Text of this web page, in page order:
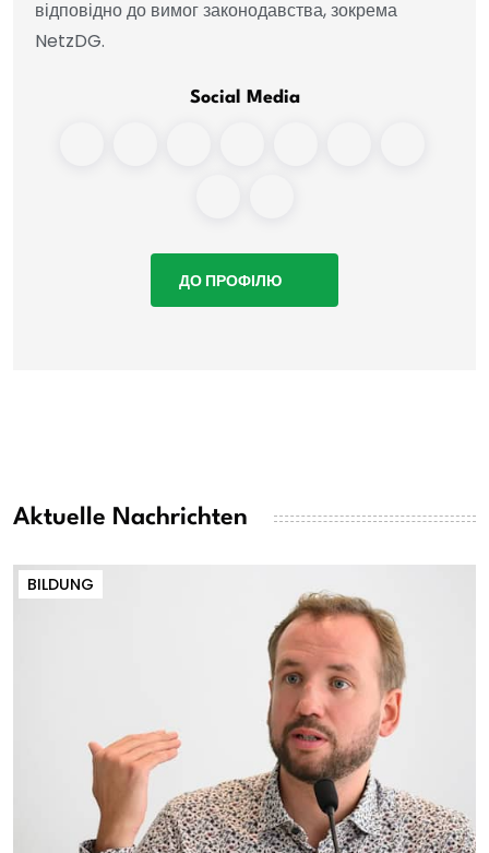
відповідно до вимог законодавства, зокрема
NetzDG.
Social Media
ДО ПРОФІЛЮ
Aktuelle Nachrichten
BILDUNG